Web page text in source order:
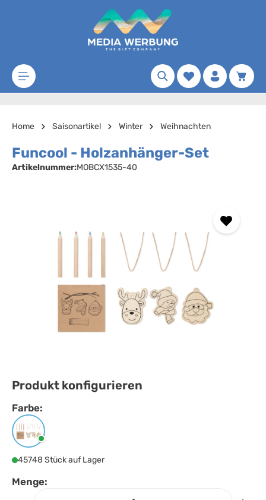
Zum Hauptinhalt springen
Merkzettel
Home Saisonartikel Winter Weihnachten
Funcool - Holzanhänger-Set
Artikelnummer:MOBCX1535-40
Produkt konfigurieren
Farbe:
Farbeauswählen
Holz
45748 Stück auf Lager
Menge: